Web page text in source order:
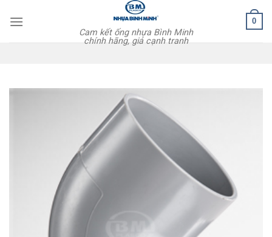
Cam kết ống nhựa Bình Minh
chính hãng, giá cạnh tranh
0